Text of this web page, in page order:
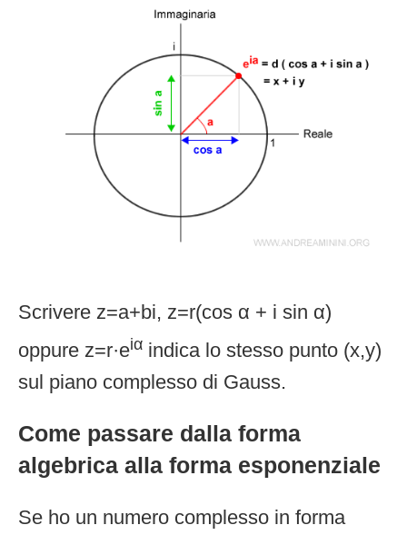
Scrivere z=a+bi, z=r(cos α + i sin α)
oppure z=r·eiα indica lo stesso punto (x,y)
sul piano complesso di Gauss.
Come passare dalla forma
algebrica alla forma esponenziale
Se ho un numero complesso in forma